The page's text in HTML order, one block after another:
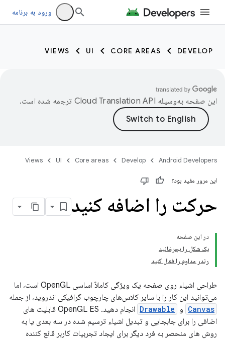
ورود به برنامه
DEVELOP
CORE AREAS
UI
VIEWS
این صفحه به‌وسیله ترجمه شده است.
Android Developers
Develop
Core areas
UI
Views
این مرور مفید بود؟
حرکت را اضافه کنید
در این صفحه
یک شکل را بچرخانید
رندر مداوم را فعال کنید
طراحی اشیاء روی صفحه یک ویژگی کاملاً اساسی OpenGL است، اما
می‌توانید این کار را با سایر کلاس‌های چارچوب گرافیکی اندروید، از جمله
Canvas و Drawable
انجام دهید. OpenGL ES قابلیت های
اضافی را برای جابجایی و تبدیل اشیاء ترسیم شده در سه بعدی یا به
روش های منحصر به فرد دیگر برای ایجاد تجربیات کاربر قانع کننده